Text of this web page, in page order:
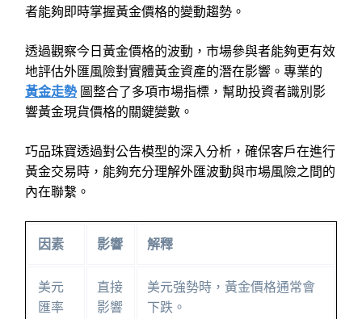
者能夠即時掌握黃金價格的變動趨勢。
透過觀察今日黃金價格的波動，市場參與者能夠更有效
地評估外匯風險對實體黃金資產的潛在影響。專業的
黃金走勢圖整合了多項市場指標，幫助投資者識別影
響黃金現貨價格的關鍵變數。
巧品珠寶透過對公告模型的深入分析，確保客戶在進行
黃金交易時，能夠充分理解外匯波動與市場風險之間的
內在聯繫。
因素 影響 解釋
美元
匯率
直接
影響
美元強勢時，黃金價格通常會
下跌。